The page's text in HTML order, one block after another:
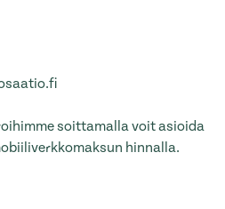
soittamalla voit asioida
hinnalla.